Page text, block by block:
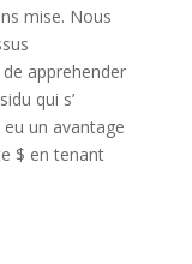
mise. Nous
apprehender
qui s’
un avantage
$ en tenant